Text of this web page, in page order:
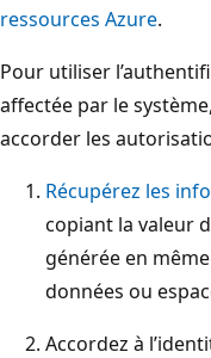
ressources Azure.
Pour utiliser
affectée par le
accorder les
Récupérez les
copiant la valeur
générée en
données ou
Accordez à